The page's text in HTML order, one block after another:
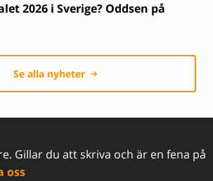
2026 i Sverige? Oddsen på
Se alla nyheter
Gillar du att skriva och är en fena på
oss